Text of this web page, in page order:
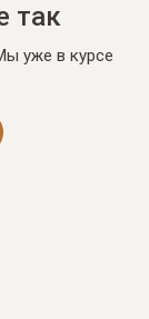
так
уже в курсе